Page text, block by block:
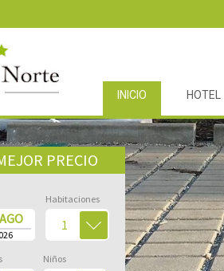
INICIO HOTEL
PRECIO
Habitaciones
1
Niños